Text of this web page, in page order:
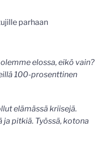
parhaan
elossa, eikö vain?
100-prosenttinen
elämässä kriisejä.
ja pitkiä. Työssä, kotona